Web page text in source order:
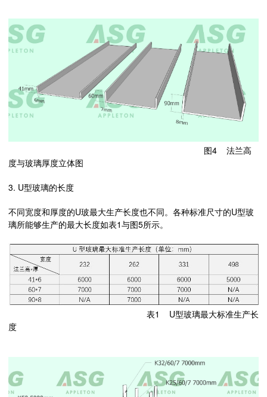
图4 法兰高
度与玻璃厚度立体图
3. U型玻璃的长度
不同宽度和厚度的U玻最大生产长度也不同。各种标准尺寸的U型玻
璃所能够生产的最大长度如表1与图5所示。
表1 U型玻璃最大标准生产长
度